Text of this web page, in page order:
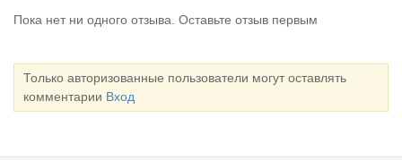
Пока нет ни одного отзыва. Оставьте отзыв первым
Только авторизованные пользователи могут оставлять
комментарии Вход